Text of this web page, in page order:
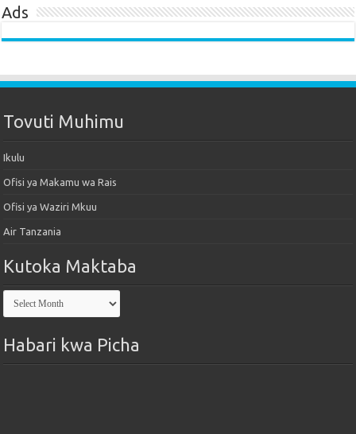
Ads
Tovuti Muhimu
Ikulu
Ofisi ya Makamu wa Rais
Ofisi ya Waziri Mkuu
Air Tanzania
Kutoka Maktaba
Kutoka
Maktaba
Habari kwa Picha